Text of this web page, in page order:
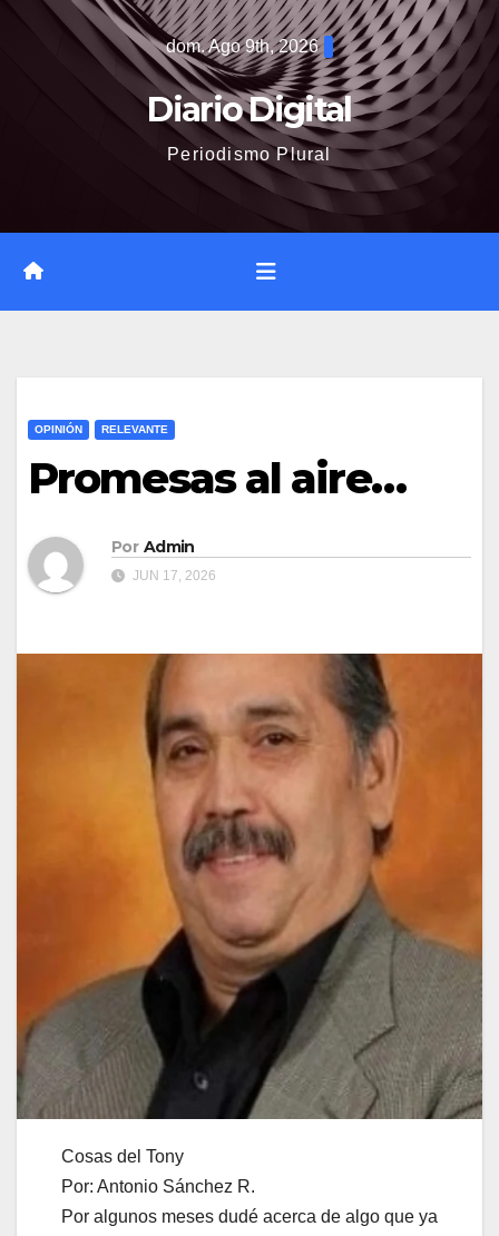
dom. Ago 9th, 2026
Diario Digital
Periodismo Plural
OPINIÓN RELEVANTE
Promesas al aire…
Por Admin
JUN 17, 2026
Cosas del Tony
Por: Antonio Sánchez R.
Por algunos meses dudé acerca de algo que ya